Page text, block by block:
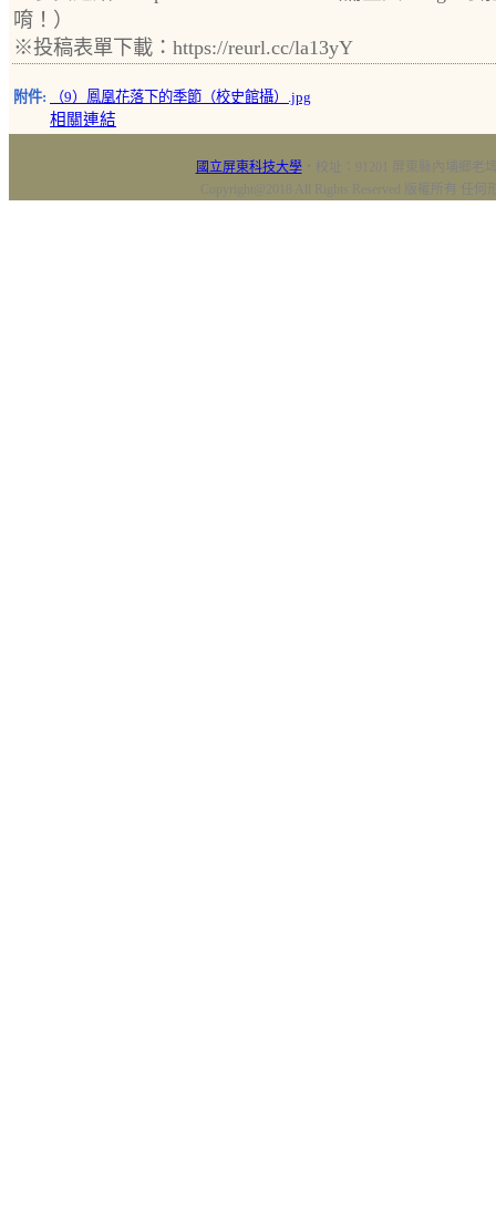
唷！）
※投稿表單下載：https://reurl.cc/la13yY
附件: （9）鳳凰花落下的季節（校史館攝）.jpg
相關連結
國立屏東科技大學‧校址：91201 屏東縣內埔鄉老